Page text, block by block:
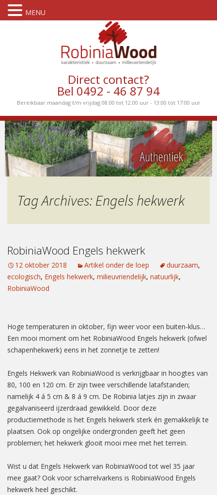
Direct contact?
Bel 0492 - 46 87 94
Bereikbaar maandag t/m vrijdag 08.00 tot 12.00 uur - 13:00 tot 17:00 uur
Tag Archives: Engels hekwerk
RobiniaWood Engels hekwerk
12 oktober 2018 Artikel onder de loep duurzaam,
ecologisch, Engels hekwerk, milieuvriendelijk, natuurlijk,
RobiniaWood
Hoge temperaturen in oktober, fijn weer voor een buiten-klus…
Een mooi moment om het RobiniaWood Engels hekwerk (ofwel
schapenhekwerk) eens in het zonnetje te zetten!
Engels Hekwerk van RobiniaWood is verkrijgbaar in hoogtes van
80, 100 en 120 cm. Er zijn twee verschillende latafstanden;
namelijk 4 á 5 cm & 8 á 9 cm. De Robinia latjes zijn in zwaar
gegalvaniseerd ijzerdraad gewikkeld. Door deze
productiemethode is het Engels hekwerk sterk én gemakkelijk te
plaatsen. Ook op ongelijke ondergronden geeft het geen
problemen; het hekwerk glooit mooi mee met het terrein.
Wist u dat Engels Hekwerk van RobiniaWood tot wel 35 jaar
mee gaat? Ook voor scharrelvarkens is RobiniaWood Engels
hekwerk heel geschikt.
MENU